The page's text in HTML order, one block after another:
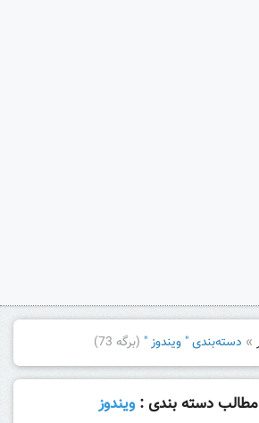
» دسته‌بندی " ویندوز " (برگه 73)
دسته بندی :ویندوز